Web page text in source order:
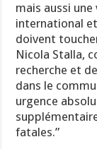
mais aussi
international
doivent
Nicola Stalla,
recherche et
dans le
urgence
fatales.”